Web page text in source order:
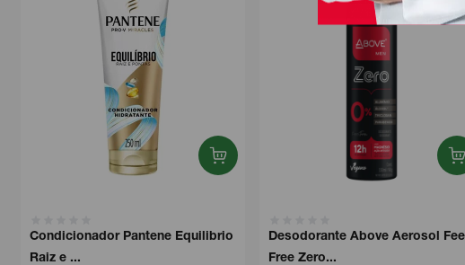
Condicionador Pantene Equilibrio
Raiz e ...
Desodorante Above Aerosol Feel
Free Zero...